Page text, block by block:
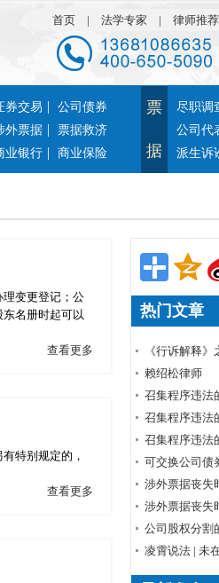
首页 | 法学专家 | 律师推荐
券交易 |
公司债券
外票据 |
票据救济
业银行 | 商业保险
票
据
尽职调
公司代
派生诉
变更登记；公
名册时起可以
查看更多
特别规定的，
查看更多
热门文章
《行诉解释
赖绍松律师
召集程序违法
召集程序违法
召集程序违法
可交换公司债
涉外票据丧失
序
涉外票据丧失
序
公司股权分割
凌霄说法 | 未
公司章程的效